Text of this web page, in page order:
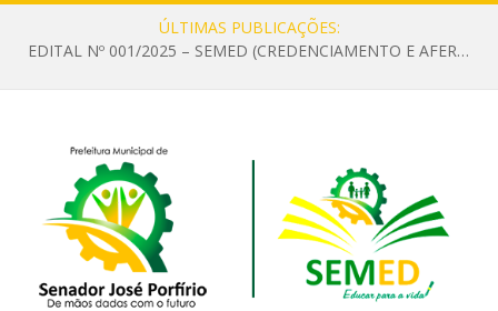
ÚLTIMAS PUBLICAÇÕES:
EDITAL Nº 001/2025 – SEMED (CREDENCIAMENTO E AFERIÇÃO DE CRITÉRIOS TÉCNICOS DE MÉRITO E DESEMPENHO PARA PROVIMENTO DO CARGO OU FUNÇÃO DE GESTOR ESCOLAR DAS UNIDADES DE ENSINO DA REDE MUNICIPAL DE SENADOR JO)